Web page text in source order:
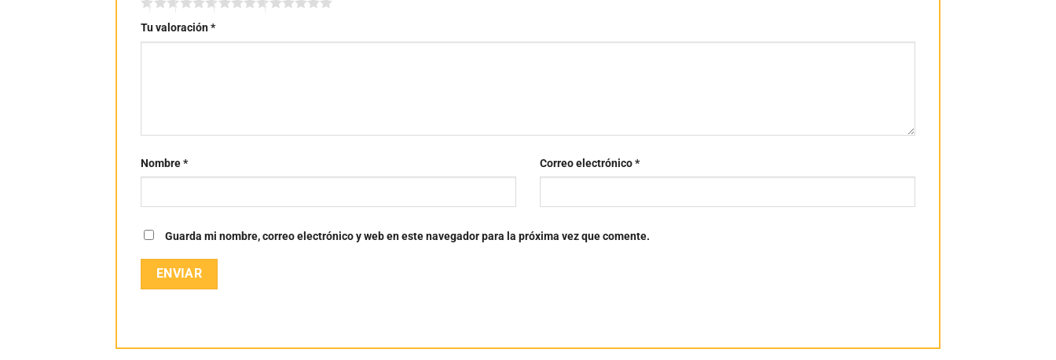
Tu valoración*
Nombre* Correo electrónico*
Guarda mi nombre, correo electrónico y web en este navegador para la próxima vez que comente.